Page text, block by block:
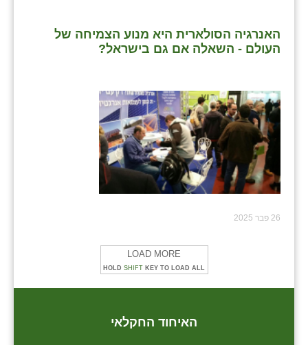
האנרגיה הסולארית היא מנוע הצמיחה של
העולם - השאלה אם גם בישראל?
26 פבר 2025
LOAD MORE
HOLD SHIFT KEY TO LOAD ALL
האיחוד החקלאי